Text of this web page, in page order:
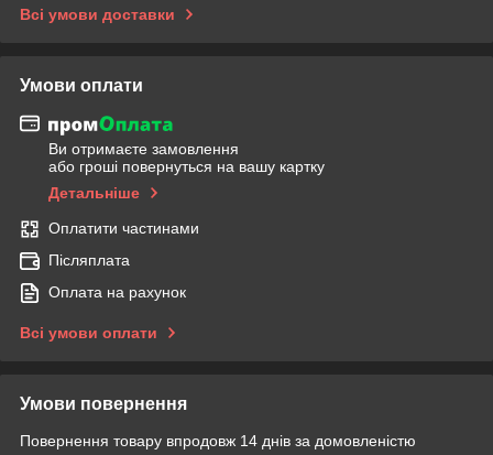
Всі умови доставки
Умови оплати
Ви отримаєте замовлення
або гроші повернуться на вашу картку
Детальніше
Оплатити частинами
Післяплата
Оплата на рахунок
Всі умови оплати
Умови повернення
Повернення товару впродовж 14 днів за домовленістю